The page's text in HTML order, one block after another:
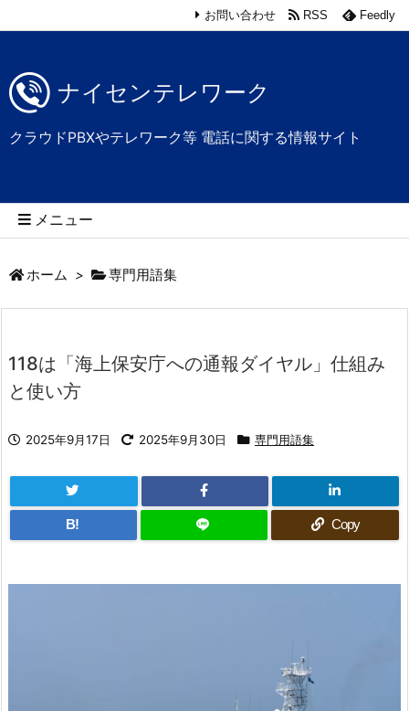
ナイセンテレワーク
クラウドPBXやテレワーク等 電話に関する情報サイト
メニュー
お問い合わせ RSS Feedly
ホーム > 専門用語集
118は「海上保安庁への通報ダイヤル」仕組み
と使い方
2025年9月17日 2025年9月30日 専門用語集
B! Copy